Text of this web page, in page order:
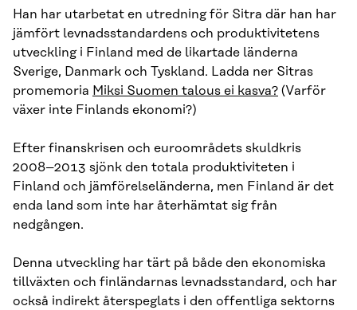
Han har utarbetat en utredning för Sitra där han har
jämfört levnadsstandardens och produktivitetens
utveckling i Finland med de likartade länderna
Sverige, Danmark och Tyskland. Ladda ner Sitras
promemoria Miksi Suomen talous ei kasva? (Varför
växer inte Finlands ekonomi?)
Efter finanskrisen och euroområdets skuldkris
2008–2013 sjönk den totala produktiviteten i
Finland och jämförelseländerna, men Finland är det
enda land som inte har återhämtat sig från
nedgången.
Denna utveckling har tärt på både den ekonomiska
tillväxten och finländarnas levnadsstandard, och har
också indirekt återspeglats i den offentliga sektorns